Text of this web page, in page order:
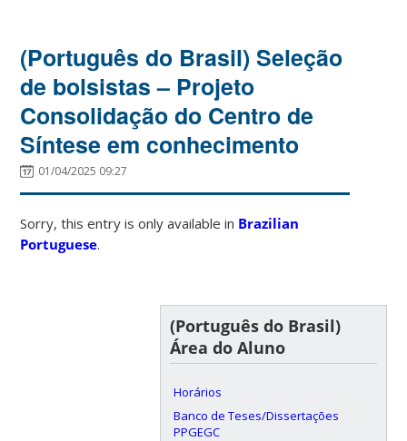
(Português do Brasil) Seleção
de bolsistas – Projeto
Consolidação do Centro de
Síntese em conhecimento
01/04/2025 09:27
Sorry, this entry is only available in Brazilian
Portuguese.
(Português do Brasil)
Área do Aluno
Horários
Banco de Teses/Dissertações
PPGEGC